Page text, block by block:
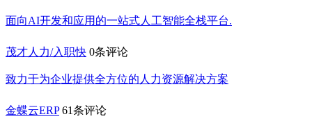
⾯向AI开发和应⽤的⼀站式⼈⼯智能全栈平台.
茂才人力/入职快 0条评论
致力于为企业提供全方位的人力资源解决方案
金蝶云ERP 61条评论